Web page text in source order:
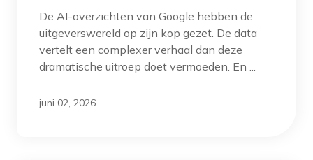
De AI-overzichten van Google hebben de
uitgeverswereld op zijn kop gezet. De data
vertelt een complexer verhaal dan deze
dramatische uitroep doet vermoeden. En ...
juni 02, 2026